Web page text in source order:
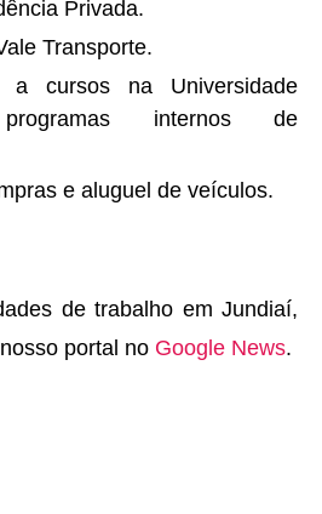
Privada.
Transporte.
a cursos na Universidade
internos de
e aluguel de veículos.
de trabalho em Jundiaí,
portal no Google News.